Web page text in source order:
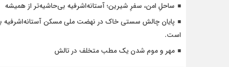
ساحلِ امن، سفرِ شیرین؛ آستانه‌اشرفیه بی‌حاشیه‌تر از همیشه
است.
مهر و موم شدن یک مطب متخلف در تالش